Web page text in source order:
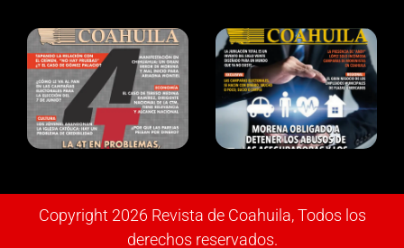
Copyright 2026 Revista de Coahuila, Todos los
derechos reservados.